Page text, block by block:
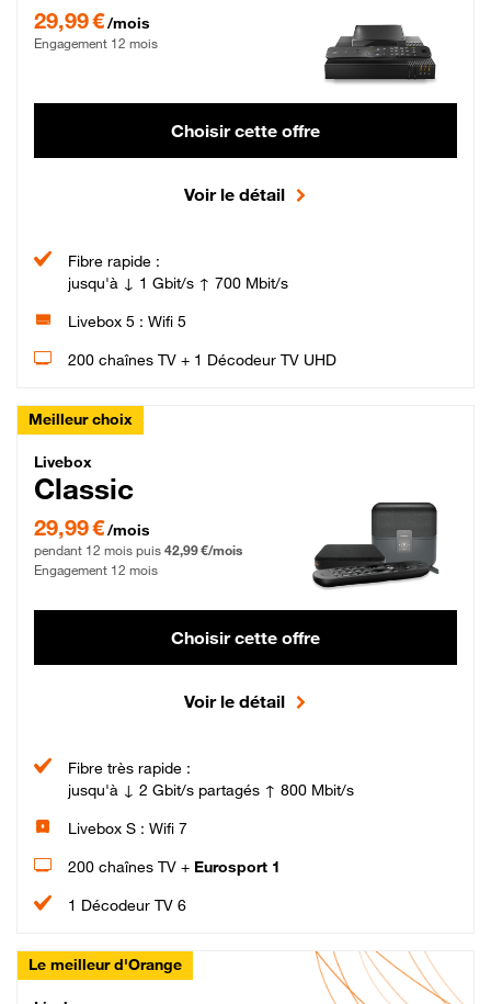
29,99 €/mois
Engagement 12 mois
Choisir cette offre
Voir le détail
Fibre rapide :
jusqu'à ↓ 1 Gbit/s ↑ 700 Mbit/s
Livebox 5 : Wifi 5
200 chaînes TV + 1 Décodeur TV UHD
Meilleur choix
Livebox Classic Fibre
Livebox
Classic
29,99 € par mois pendant 12 mois puis 42,99 € par mois, Engagement 12 mois
29,99 €/mois
pendant 12 mois puis 42,99 €/mois
Engagement 12 mois
Choisir cette offre
Voir le détail
Fibre très rapide :
jusqu'à ↓ 2 Gbit/s partagés ↑ 800 Mbit/s
Livebox S : Wifi 7
200 chaînes TV + Eurosport 1
1 Décodeur TV 6
Le meilleur d'Orange